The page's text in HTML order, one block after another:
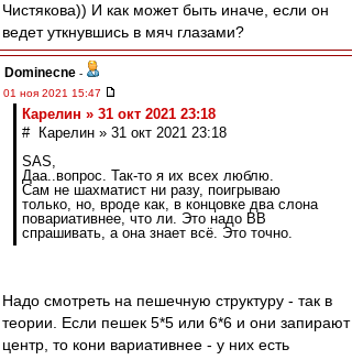
Чистякова)) И как может быть иначе, если он
ведет уткнувшись в мяч глазами?
Dominecne -
01 ноя 2021 15:47
Карелин » 31 окт 2021 23:18
# Карелин » 31 окт 2021 23:18
SAS,
Даа..вопрос. Так-то я их всех люблю.
Сам не шахматист ни разу, поигрываю
только, но, вроде как, в концовке два слона
повариативнее, что ли. Это надо ВВ
спрашивать, а она знает всё. Это точно.
Надо смотреть на пешечную структуру - так в
теории. Если пешек 5*5 или 6*6 и они запирают
центр, то кони вариативнее - у них есть